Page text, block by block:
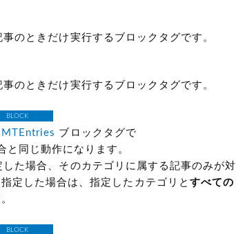
のときだけ実行するブロックタグです。
のときだけ実行するブロックタグです。
BLOCK
MTEntries ブロックタグで
と同じ動作になります。
た場合、そのカテゴリに属する記事のみが対
定した場合は、指定したカテゴリと すべての
BLOCK